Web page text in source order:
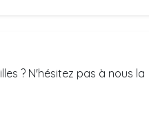
? N'hésitez pas à nous la